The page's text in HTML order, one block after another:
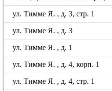
ул. Тимме Я. , д. 3, стр. 1
ул. Тимме Я. , д. 3
ул. Тимме Я. , д. 1
ул. Тимме Я. , д. 4, корп. 1
ул. Тимме Я. , д. 4, стр. 1